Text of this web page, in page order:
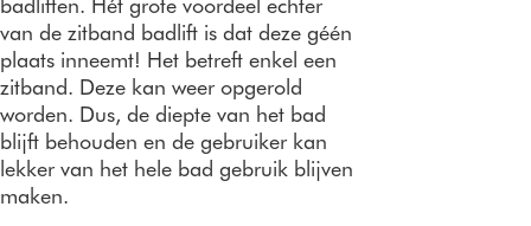
van de zitband badlift is dat deze géén
plaats inneemt! Het betreft enkel een
zitband. Deze kan weer opgerold
worden. Dus, de diepte van het bad
blijft behouden en de gebruiker kan
lekker van het hele bad gebruik blijven
maken.